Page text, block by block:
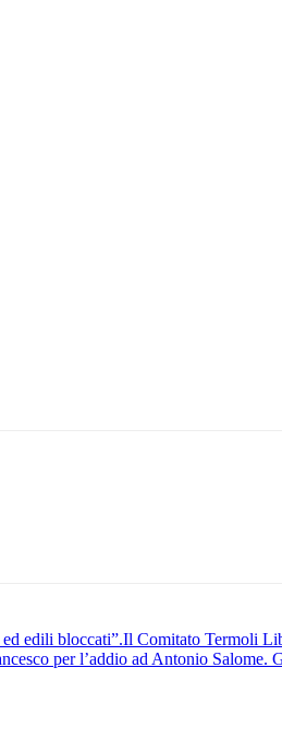
edili bloccati”.Il Comitato Termoli
per l’addio ad Antonio